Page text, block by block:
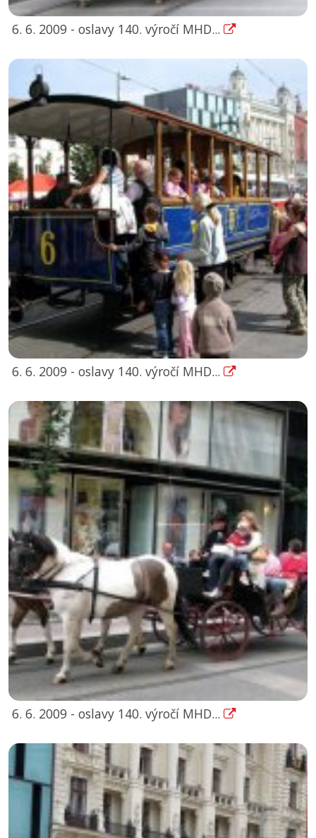
6. 6. 2009 - oslavy 140. výročí MHD...
6. 6. 2009 - oslavy 140. výročí MHD...
6. 6. 2009 - oslavy 140. výročí MHD...